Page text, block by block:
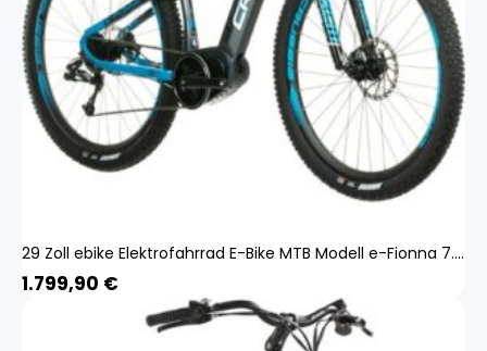
29 Zoll ebike Elektrofahrrad E-Bike MTB Modell e-Fionna 7.8 CRUSSIS 2023 Pedelec 14,5Ah 522Wh 80Nm Rahmenhöhe 17
1.799,90 €